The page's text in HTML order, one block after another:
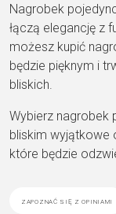
Nagrobek
łączą elegancję z
możesz kupić
będzie pięknym i
bliskich.
Wybierz nagrobek
bliskim wyjątkowe
które będzie
zapoznać się z opiniami